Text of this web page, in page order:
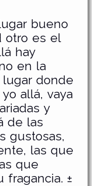
bueno
otro es el
hay
en la
donde
allá, vaya
y
de las
gustosas,
las que
que
fragancia. ±